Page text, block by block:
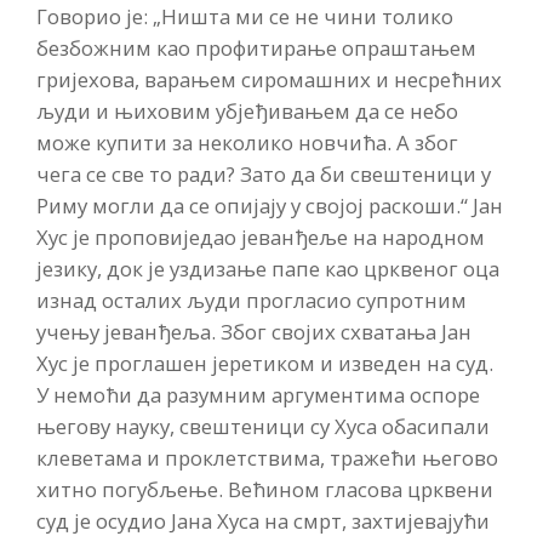
Говорио је: „Ништа ми се не чини толико
безбожним као профитирање опраштањем
гријехова, варањем сиромашних и несрећних
људи и њиховим убјеђивањем да се небо
може купити за неколико новчића. А због
чега се све то ради? Зато да би свештеници у
Риму могли да се опијају у својој раскоши.“ Јан
Хус је проповиједао јеванђеље на народном
језику, док је уздизање папе као црквеног оца
изнад осталих људи прогласио супротним
учењу јеванђеља. Због својих схватања Јан
Хус је проглашен јеретиком и изведен на суд.
У немоћи да разумним аргументима оспоре
његову науку, свештеници су Хуса обасипали
клеветама и проклетствима, тражећи његово
хитно погубљење. Већином гласова црквени
суд је осудио Јана Хуса на смрт, захтијевајући